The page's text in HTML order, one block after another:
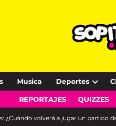
Musica Deportes
Open
REPORTAJES QUIZZES
¿Cuándo volverá a jugar un partido